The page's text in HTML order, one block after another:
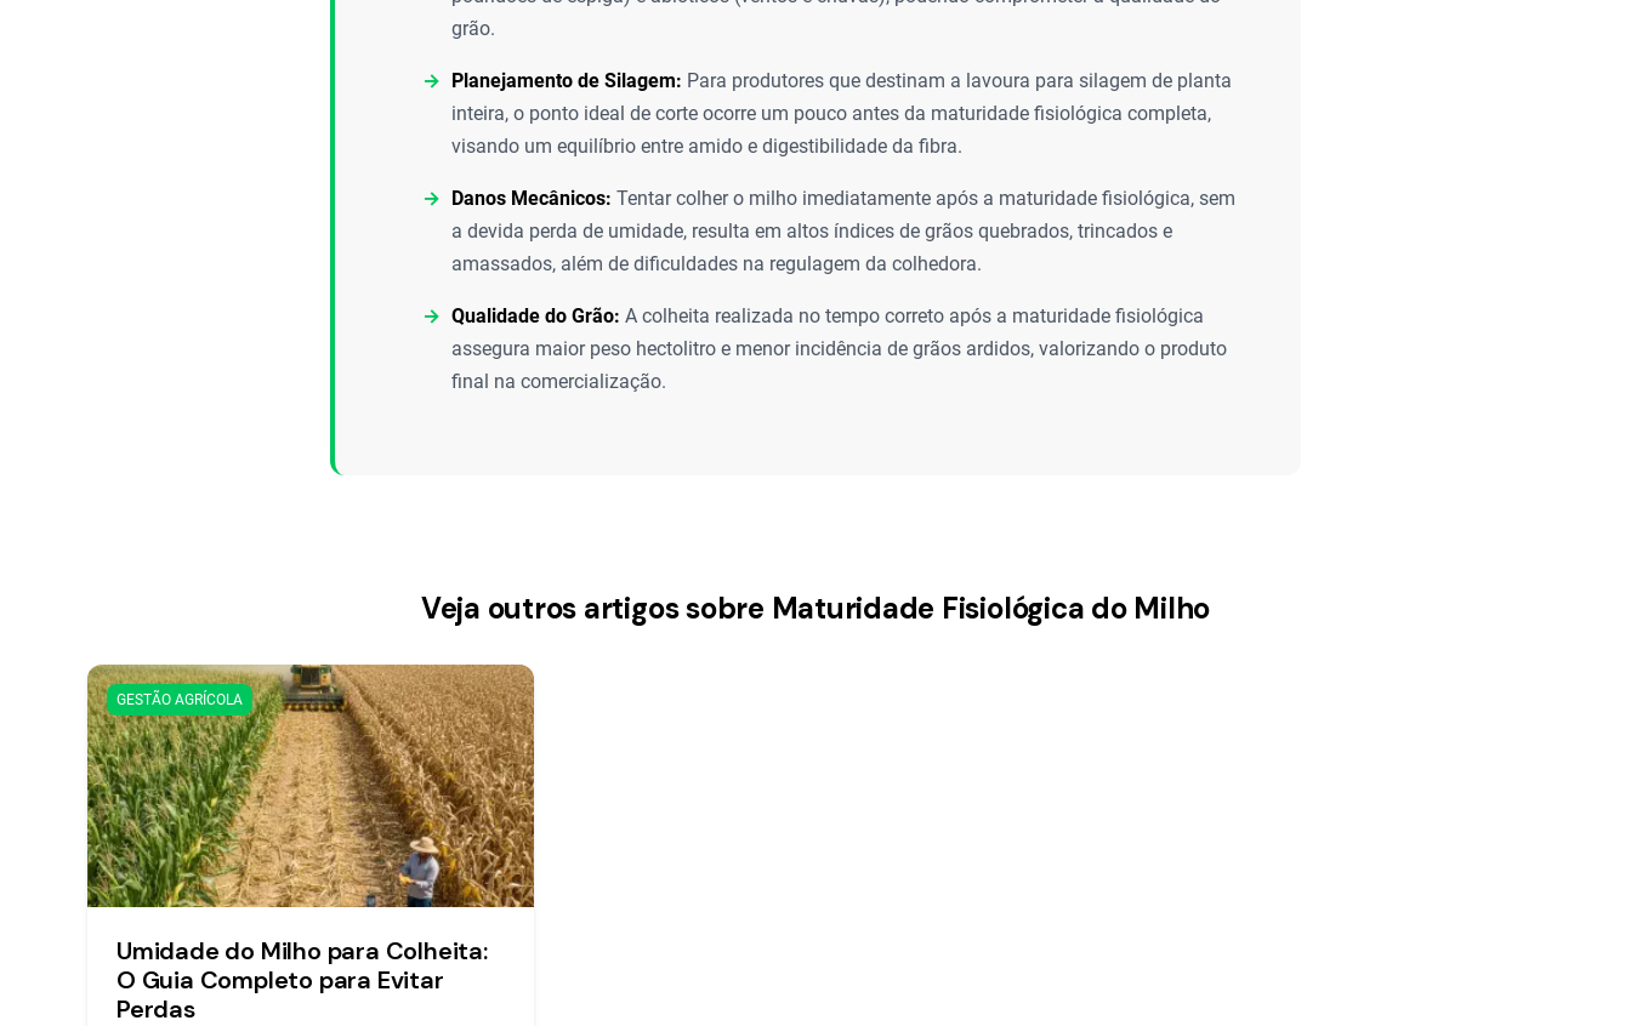
grão.
Planejamento de Silagem: Para produtores que destinam a lavoura para silagem de planta
inteira, o ponto ideal de corte ocorre um pouco antes da maturidade fisiológica completa,
visando um equilíbrio entre amido e digestibilidade da fibra.
Danos Mecânicos: Tentar colher o milho imediatamente após a maturidade fisiológica, sem
a devida perda de umidade, resulta em altos índices de grãos quebrados, trincados e
amassados, além de dificuldades na regulagem da colhedora.
Qualidade do Grão: A colheita realizada no tempo correto após a maturidade fisiológica
assegura maior peso hectolitro e menor incidência de grãos ardidos, valorizando o produto
final na comercialização.
Veja outros artigos sobre Maturidade Fisiológica do Milho
GESTÃO AGRÍCOLA
Umidade do Milho para Colheita:
O Guia Completo para Evitar
Perdas